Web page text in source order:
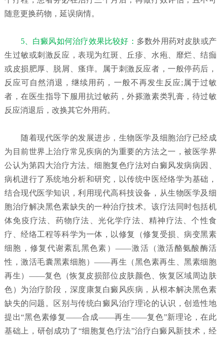
随意更换药物，延误病情。
5、白癜风如何治疗效果比较好： 多数外用药对皮肤或产
生过敏或刺激反应，表现为红斑、丘疹、水疱、靡烂、结痂
或皮损肥厚、脱屑、瘙痒。属于刺激反应者，一般停药后，
反应可自然消退，继续用药，一般不再发生反应;属于过敏
者，在医生指导下服用抗过敏药，外搽激素类乳膏，待过敏
反应消退后，改换其它外用药。
随着现代医学的发展进步，生物医学及细胞治疗已经成
为目前世界上治疗常见疾病的为重要的方法之一，被医学界
公认为第四大治疗方法。细胞复色疗法对白癜风发病病因、
病机进行了系统地分析和研究，以传统中医经络学为基础，
结合现代医学知识，利用现代高科技设备，从生物医学及细
胞治疗解决黑色素缺失的一种治疗技术。该疗法同时包括机
体免疫疗法、药物疗法、光化学疗法、精神疗法、个性食
疗、经络工程等科学为一体，以修复（修复受损、病变黑素
细胞，修复代谢紊乱黑色素）——激活（激活酪氨酸酶活
性，激活毛囊黑素细胞）——再生（黑色素再生、黑素细胞
再生）——复色（恢复皮损部位皮肤颜色、恢复区域周边肤
色）为治疗阶段，深度康复白癜风疾病，从根本解决黑色素
缺失的问题。区别与传统白癜风治疗理论的认识，创造性地
提出“黑色素修复——合成——再生——复色”新理论，在此
基础上，研创成功了“细胞复色疗法”治疗白癜风新技术，经